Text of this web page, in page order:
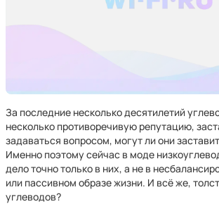
За последние несколько десятилетий
несколько противоречивую репутацию,
задаваться вопросом, могут ли они
Именно поэтому сейчас в моде
дело точно только в них, а не в
или пассивном образе жизни. И всё же,
углеводов?